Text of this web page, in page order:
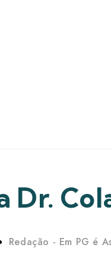
Dr.
Redação - Em PG é